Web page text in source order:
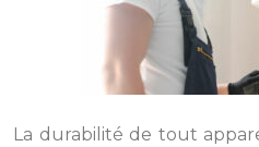
La durabilité de tout